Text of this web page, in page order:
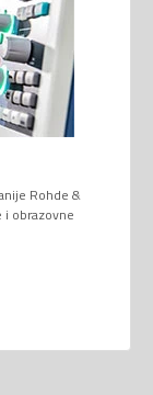
Rohde &
obrazovne